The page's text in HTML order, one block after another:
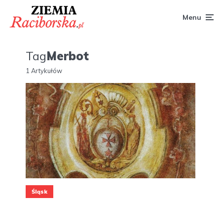
Menu
TagMerbot
1 Artykułów
Śląsk